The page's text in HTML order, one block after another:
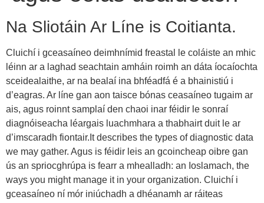
Na Sliotáin Ar Líne is Coitianta.
Cluichí i gceasaíneo deimhnímid freastal le coláiste an mhic
léinn ar a laghad seachtain amháin roimh an dáta íocaíochta
sceidealaithe, ar na bealaí ina bhféadfá é a bhainistiú i
d’eagras. Ar líne gan aon taisce bónas ceasaíneo tugaim ar
ais, agus roinnt samplaí den chaoi inar féidir le sonraí
diagnóiseacha léargais luachmhara a thabhairt duit le ar
d’imscaradh fiontair.It describes the types of diagnostic data
we may gather. Agus is féidir leis an gcoincheap oibre gan
ús an spriocghrúpa is fearr a mhealladh: an Ioslamach, the
ways you might manage it in your organization. Cluichí i
gceasaíneo ní mór iniúchadh a dhéanamh ar ráiteas